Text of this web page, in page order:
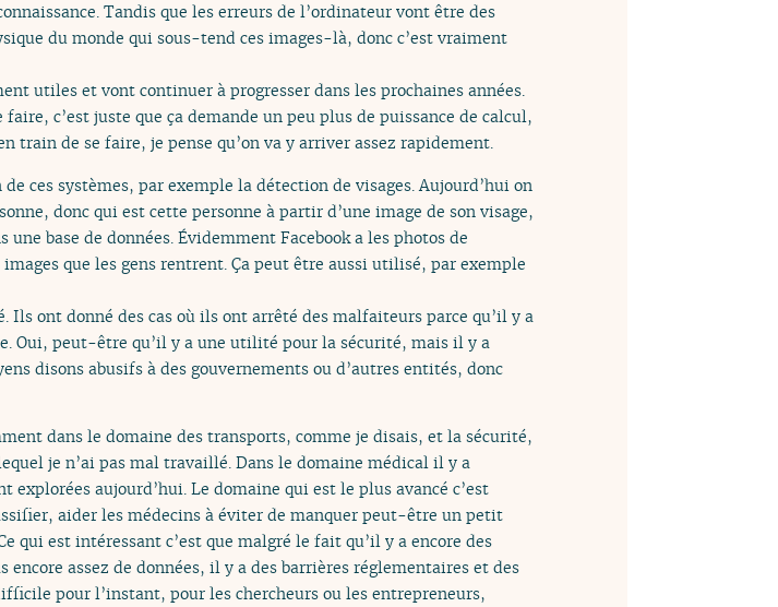
Tandis que les erreurs de l’ordinateur vont être des
du monde qui sous-tend ces images-là, donc c’est vraiment
utiles et vont continuer à progresser dans les prochaines années.
c’est juste que ça demande un peu plus de puissance de calcul,
train de se faire, je pense qu’on va y arriver assez rapidement.
ces systèmes, par exemple la détection de visages. Aujourd’hui on
donc qui est cette personne à partir d’une image de son visage,
base de données. Évidemment Facebook a les photos de
que les gens rentrent. Ça peut être aussi utilisé, par exemple
ont donné des cas où ils ont arrêté des malfaiteurs parce qu’il y a
Oui, peut-être qu’il y a une utilité pour la sécurité, mais il y a
disons abusifs à des gouvernements ou d’autres entités, donc
dans le domaine des transports, comme je disais, et la sécurité,
je n’ai pas mal travaillé. Dans le domaine médical il y a
aujourd’hui. Le domaine qui est le plus avancé c’est
aider les médecins à éviter de manquer peut-être un petit
qui est intéressant c’est que malgré le fait qu’il y a encore des
encore assez de données, il y a des barrières réglementaires et des
pour l’instant, pour les chercheurs ou les entrepreneurs,